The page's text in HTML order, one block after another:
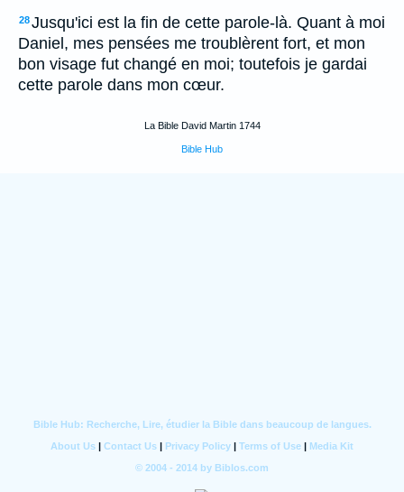
28Jusqu'ici est la fin de cette parole-là. Quant à moi
Daniel, mes pensées me troublèrent fort, et mon
bon visage fut changé en moi; toutefois je gardai
cette parole dans mon cœur.
La Bible David Martin 1744
Bible Hub